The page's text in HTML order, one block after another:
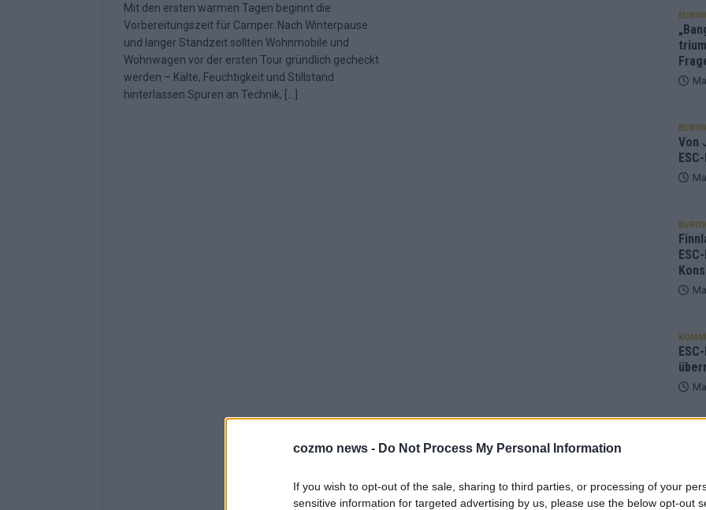
cozmo news - Do Not Process My Personal Information
If you wish to opt-out of the sale, sharing to third parties, or processing of your
sensitive information for targeted advertising by us, please use the below opt-out
Highlights EXTRA
[ Mai 2026 ] DARA gewinnt verdient, Israel problematisch, Deutschland strukturell gescheitert – das
Fazit zum ESC 2026 KOMMENTAR
Mit den ersten warmen Tagen beginnt die
Vorbereitungszeit für Camper. Nach Winterpause
und langer Standzeit sollten Wohnmobile und
Wohnwagen vor der ersten Tour gründlich gecheckt
werden – Kälte, Feuchtigkeit und Stillstand
hinterlassen Spuren an Technik,
Von